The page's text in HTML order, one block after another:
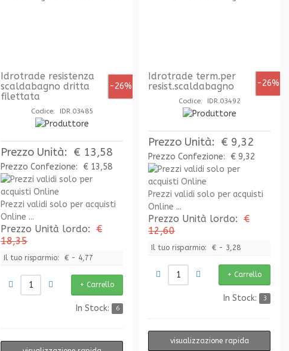
-26%
Idrotrade resistenza
scaldabagno dritta
filettata
Codice: IDR.03485
Prezzo Unità: € 13,58
Prezzo Confezione: € 13,58
Prezzi validi solo per acquisti
Online ...
Prezzo Unità lordo: €
18,35
Il tuo risparmio: € - 4,77
In Stock: 6
-26%
Idrotrade term.per
resist.scaldabagno
Codice: IDR.03492
Prezzo Unità: € 9,32
Prezzo Confezione: € 9,32
Prezzi validi solo per acquisti
Online ...
Prezzo Unità lordo: €
12,60
Il tuo risparmio: € - 3,28
In Stock: 3
visualizzazione rapida